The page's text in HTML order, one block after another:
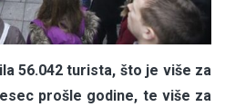
56.042 turista, što je više za
prošle godine, te više za